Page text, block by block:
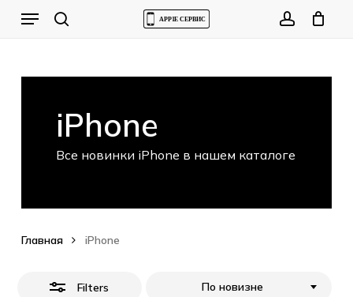
Menu
iPhone
Все новинки iPhone в нашем каталоге
Главная iPhone
Filters По новизне